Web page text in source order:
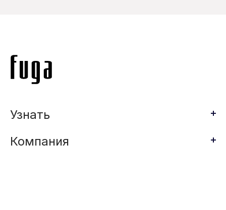
Узнать
Компания